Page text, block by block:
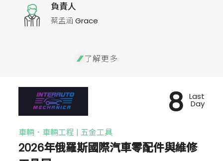
負責人
蔡孟涵 Grace
了解更多
車輛．車輛工程 | 五金工具
2026年俄羅斯國際汽車零配件與維修
8 Last
Day